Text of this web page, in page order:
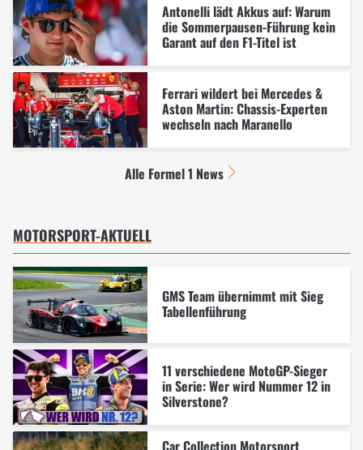
Antonelli lädt Akkus auf: Warum
die Sommerpausen-Führung kein
Garant auf den F1-Titel ist
Ferrari wildert bei Mercedes &
Aston Martin: Chassis-Experten
wechseln nach Maranello
Alle Formel 1 News
MOTORSPORT-AKTUELL
GMS Team übernimmt mit Sieg
Tabellenführung
11 verschiedene MotoGP-Sieger
in Serie: Wer wird Nummer 12 in
Silverstone?
Car Collection Motorsport